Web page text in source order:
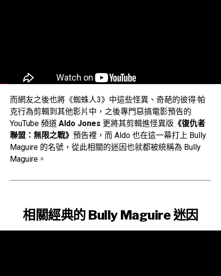
▲怪異版 《復仇者聯盟：無限之戰》預告
而網友之後也將《蜘蛛人3》中這些怪異、奇葩的彼得·帕
克行為剪輯到其他影片中，之後專門惡搞電影預告的
YouTube 頻道 Aldo Jones 更將其剪輯進怪異版 《復仇者
聯盟：無限之戰》 預告裡，而 Aldo 也在這一幕打上 Bully
Maguire 的名號，從此相關的迷因也就都被統稱為 Bully
Maguire。
相關經典的 Bully Maguire 迷因